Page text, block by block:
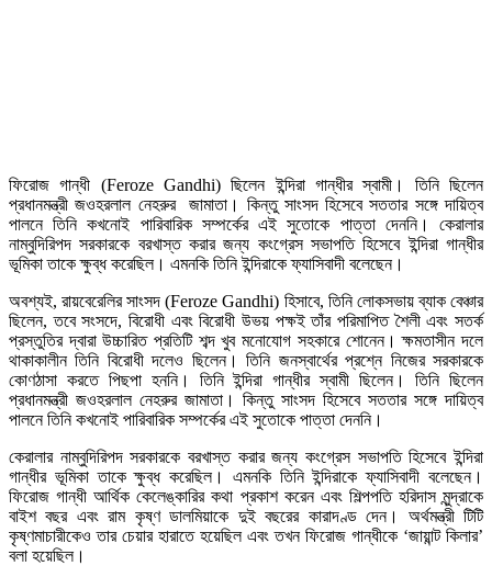
ফিরোজ গান্ধী (Feroze Gandhi) ছিলেন ইন্দিরা গান্ধীর স্বামী। তিনি ছিলেন
প্রধানমন্ত্রী জওহরলাল নেহরুর জামাতা। কিন্তু সাংসদ হিসেবে সততার সঙ্গে দায়িত্ব
পালনে তিনি কখনোই পারিবারিক সম্পর্কের এই সুতোকে পাত্তা দেননি। কেরালার
নাম্বুদিরিপদ সরকারকে বরখাস্ত করার জন্য কংগ্রেস সভাপতি হিসেবে ইন্দিরা গান্ধীর
ভূমিকা তাকে ক্ষুব্ধ করেছিল। এমনকি তিনি ইন্দিরাকে ফ্যাসিবাদী বলেছেন।
অবশ্যই, রায়বেরেলির সাংসদ (Feroze Gandhi) হিসাবে, তিনি লোকসভায় ব্যাক বেঞ্চার
ছিলেন, তবে সংসদে, বিরোধী এবং বিরোধী উভয় পক্ষই তাঁর পরিমাপিত শৈলী এবং সতর্ক
প্রস্তুতির দ্বারা উচ্চারিত প্রতিটি শব্দ খুব মনোযোগ সহকারে শোনেন। ক্ষমতাসীন দলে
থাকাকালীন তিনি বিরোধী দলেও ছিলেন। তিনি জনস্বার্থের প্রশ্নে নিজের সরকারকে
কোণঠাসা করতে পিছপা হননি। তিনি ইন্দিরা গান্ধীর স্বামী ছিলেন। তিনি ছিলেন
প্রধানমন্ত্রী জওহরলাল নেহরুর জামাতা। কিন্তু সাংসদ হিসেবে সততার সঙ্গে দায়িত্ব
পালনে তিনি কখনোই পারিবারিক সম্পর্কের এই সুতোকে পাত্তা দেননি।
কেরালার নাম্বুদিরিপদ সরকারকে বরখাস্ত করার জন্য কংগ্রেস সভাপতি হিসেবে ইন্দিরা
গান্ধীর ভূমিকা তাকে ক্ষুব্ধ করেছিল। এমনকি তিনি ইন্দিরাকে ফ্যাসিবাদী বলেছেন।
ফিরোজ গান্ধী আর্থিক কেলেঙ্কারির কথা প্রকাশ করেন এবং শিল্পপতি হরিদাস মুন্দ্রাকে
বাইশ বছর এবং রাম কৃষ্ণ ডালমিয়াকে দুই বছরের কারাদণ্ড দেন। অর্থমন্ত্রী টিটি
কৃষ্ণমাচারীকেও তার চেয়ার হারাতে হয়েছিল এবং তখন ফিরোজ গান্ধীকে ‘জায়ান্ট কিলার’
বলা হয়েছিল।